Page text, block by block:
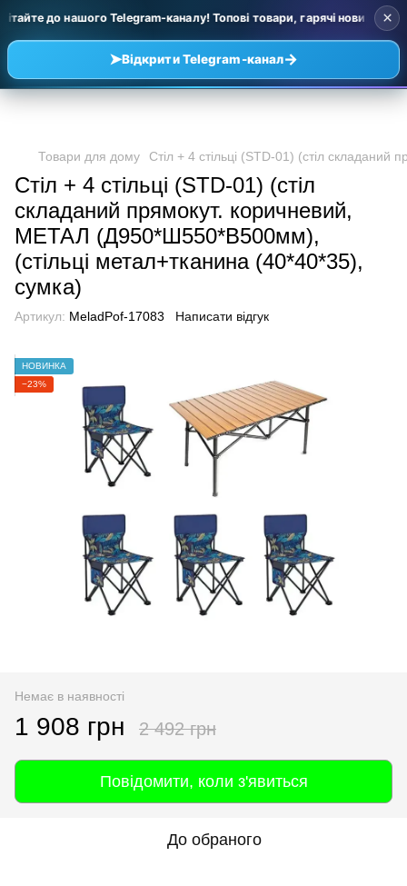
до нашого Telegram-каналу! Топові товари, гарячі новинки та
➤Відкрити Telegram-канал→
×
Товари для дому Стіл + 4 стільці (STD-01) (стіл
Стіл + 4 стільці (STD-01) (стіл
складаний прямокут. коричневий,
МЕТАЛ (Д950*Ш550*В500мм),
(стільці метал+тканина (40*40*35),
сумка)
Артикул: MeladPof-17083 Написати відгук
НОВИНКА
−23%
Немає в наявності
1 908 грн 2 492 грн
Повідомити, коли з'явиться
До обраного